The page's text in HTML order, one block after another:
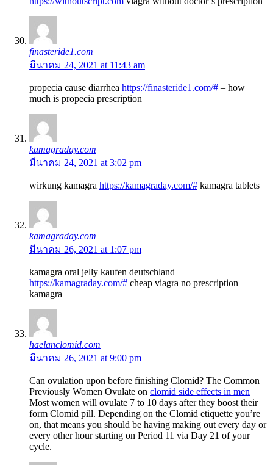
finasteride1.com
มีนาคม 24, 2021 at 11:43 am
propecia cause diarrhea https://finasteride1.com/# – how
much is propecia prescription
kamagraday.com
มีนาคม 24, 2021 at 3:02 pm
wirkung kamagra https://kamagraday.com/# kamagra tablets
kamagraday.com
มีนาคม 26, 2021 at 1:07 pm
kamagra oral jelly kaufen deutschland
https://kamagraday.com/# cheap viagra no prescription
kamagra
haelanclomid.com
มีนาคม 26, 2021 at 9:00 pm
Can ovulation upon before finishing Clomid? The Common
Previously Women Ovulate on clomid side effects in men
Most women will ovulate 7 to 10 days after they boost their
form Clomid pill. Depending on the Clomid etiquette you’re
on, that means you should be having making out every day or
every other hour starting on Period 11 via Day 21 of your
cycle.